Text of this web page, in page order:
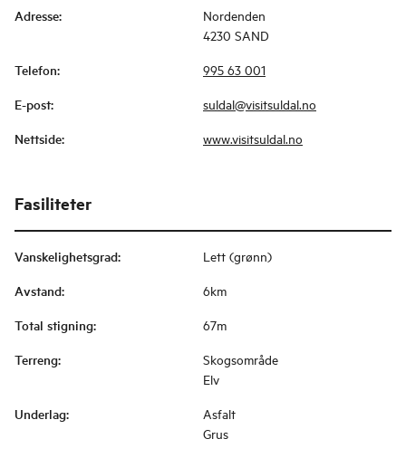
Adresse:
Nordenden
4230 SAND
Telefon: 995 63 001
E-post: suldal@visitsuldal.no
Nettside: www.visitsuldal.no
Fasiliteter
Vanskelighetsgrad: Lett (grønn)
Avstand: 6km
Total stigning: 67m
Terreng:
Skogsområde
Elv
Underlag:
Asfalt
Grus